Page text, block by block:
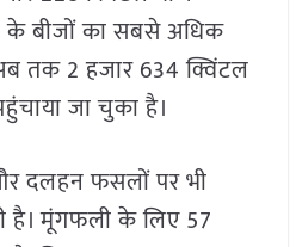
के बीजों का सबसे अधिक
तक 2 हजार 634 क्विंटल
जा चुका है।
दलहन फसलों पर भी
है। मूंगफली के लिए 57